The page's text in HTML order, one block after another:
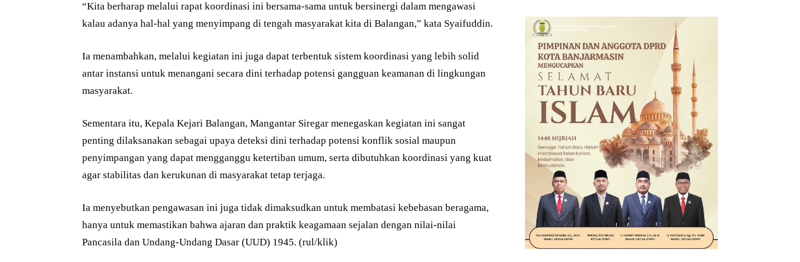
“Kita berharap melalui rapat koordinasi ini bersama-sama untuk bersinergi dalam mengawasi
kalau adanya hal-hal yang menyimpang di tengah masyarakat kita di Balangan,” kata Syaifuddin.
Ia menambahkan, melalui kegiatan ini juga dapat terbentuk sistem koordinasi yang lebih solid
antar instansi untuk menangani secara dini terhadap potensi gangguan keamanan di lingkungan
masyarakat.
Sementara itu, Kepala Kejari Balangan, Mangantar Siregar menegaskan kegiatan ini sangat
penting dilaksanakan sebagai upaya deteksi dini terhadap potensi konflik sosial maupun
penyimpangan yang dapat mengganggu ketertiban umum, serta dibutuhkan koordinasi yang kuat
agar stabilitas dan kerukunan di masyarakat tetap terjaga.
Ia menyebutkan pengawasan ini juga tidak dimaksudkan untuk membatasi kebebasan beragama,
hanya untuk memastikan bahwa ajaran dan praktik keagamaan sejalan dengan nilai-nilai
Pancasila dan Undang-Undang Dasar (UUD) 1945. (rul/klik)